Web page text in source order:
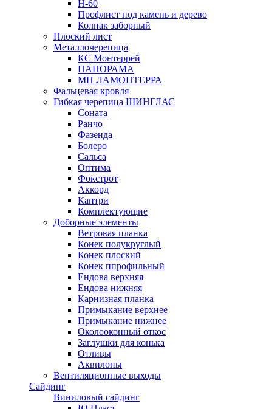
Н-60
Профлист под камень и дерево
Колпак заборный
Плоский лист
Металлочерепица
КС Монтеррей
ПАНОРАМА
МП ЛАМОНТЕРРА
Фальцевая кровля
Гибкая черепица ШИНГЛАС
Соната
Ранчо
Фазенда
Болеро
Сальса
Оптима
Фокстрот
Аккорд
Кантри
Комплектующие
Доборные элементы
Ветровая планка
Конек полукруглый
Конек плоский
Конек ппрофильный
Ендова верхняя
Ендова нижняя
Карнизная планка
Примыкание верхнее
Примыкание нижнее
Околооконный откос
Заглушки для конька
Отливы
Аквилоны
Вентиляционные выходы
Сайдинг
Виниловый сайдинг